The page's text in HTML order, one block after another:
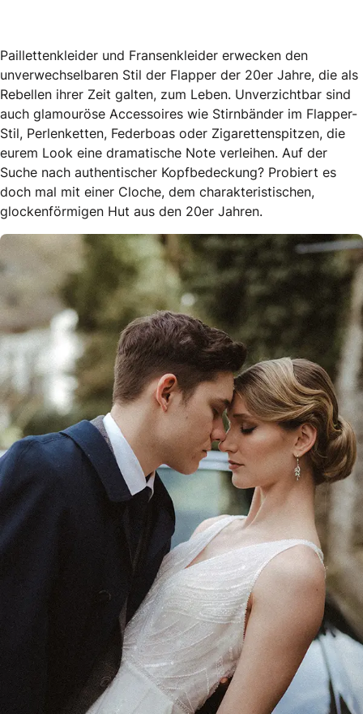
Paillettenkleider und Fransenkleider erwecken den
unverwechselbaren Stil der Flapper der 20er Jahre, die als
Rebellen ihrer Zeit galten, zum Leben. Unverzichtbar sind
auch glamouröse Accessoires wie Stirnbänder im Flapper-
Stil, Perlenketten, Federboas oder Zigarettenspitzen, die
eurem Look eine dramatische Note verleihen. Auf der
Suche nach authentischer Kopfbedeckung? Probiert es
doch mal mit einer Cloche, dem charakteristischen,
glockenförmigen Hut aus den 20er Jahren.